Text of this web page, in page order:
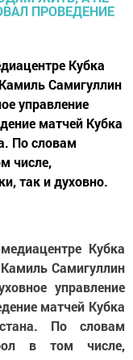
Кубка
Самигуллин
управление
матчей Кубка
По словам
числе,
так и духовно.
Кубка
Самигуллин
управление
матчей Кубка
По словам
в том числе,